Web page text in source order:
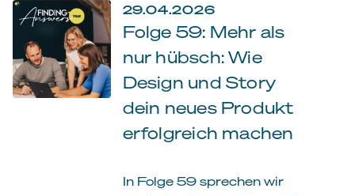
29.04.2026
Folge 59: Mehr als
nur hübsch: Wie
Design und Story
dein neues Produkt
erfolgreich machen
In Folge 59 sprechen wir